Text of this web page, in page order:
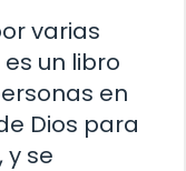
varias
un libro
en
Dios para
y se